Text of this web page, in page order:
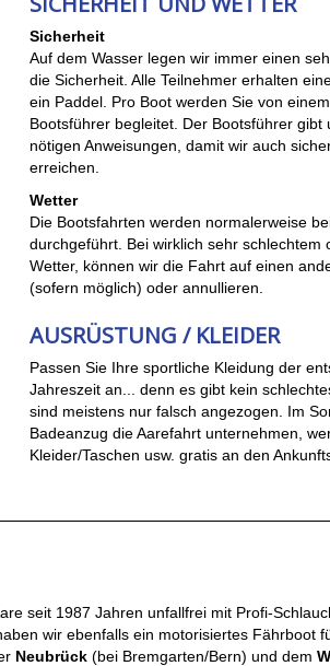
Sicherheit
Auf dem Wasser legen wir immer einen
die Sicherheit. Alle Teilnehmer erhalten
ein Paddel. Pro Boot werden Sie von
Bootsführer begleitet. Der Bootsführer gibt
nötigen Anweisungen, damit wir auch
erreichen.
Wetter
Die Bootsfahrten werden normalerweise
durchgeführt. Bei wirklich sehr schlechtem
Wetter, können wir die Fahrt auf einen
(sofern möglich) oder annullieren.
AUSRÜSTUNG / KLEIDER
Passen Sie Ihre sportliche Kleidung der
Jahreszeit an... denn es gibt kein
sind meistens nur falsch angezogen. Im
Badeanzug die Aarefahrt unternehmen,
Kleider/Taschen usw. gratis an den
seit 1987 Jahren unfallfrei mit Profi-
wir ebenfalls ein motorisiertes Fährboot
Neubrück (bei Bremgarten/Bern) und dem